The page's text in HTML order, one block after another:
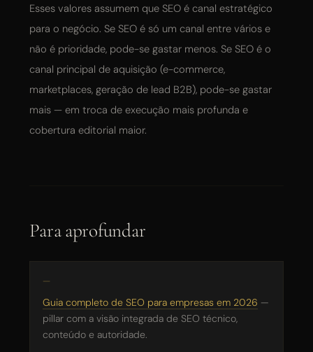
Esses valores assumem que SEO é canal estratégico
para o negócio. Se SEO é só um canal entre vários e
não é prioridade, pode-se gastar menos. Se SEO é o
canal principal de aquisição (e-commerce,
marketplaces, geração de lead B2B), pode-se gastar
mais — em troca de execução mais profunda e
cobertura editorial maior.
Para aprofundar
Guia completo de SEO para empresas em 2026 —
pillar com a visão integrada de SEO técnico,
conteúdo e autoridade.